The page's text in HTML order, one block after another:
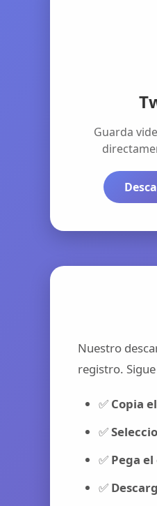
Guarda
Nuestro
registro.
✅ Copia
✅
✅ Pega
✅